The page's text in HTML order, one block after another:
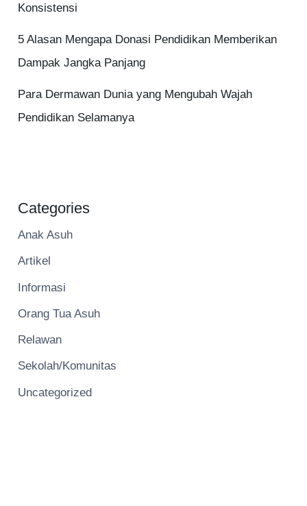
Konsistensi
5 Alasan Mengapa Donasi Pendidikan Memberikan
Dampak Jangka Panjang
Para Dermawan Dunia yang Mengubah Wajah
Pendidikan Selamanya
Categories
Anak Asuh
Artikel
Informasi
Orang Tua Asuh
Relawan
Sekolah/Komunitas
Uncategorized